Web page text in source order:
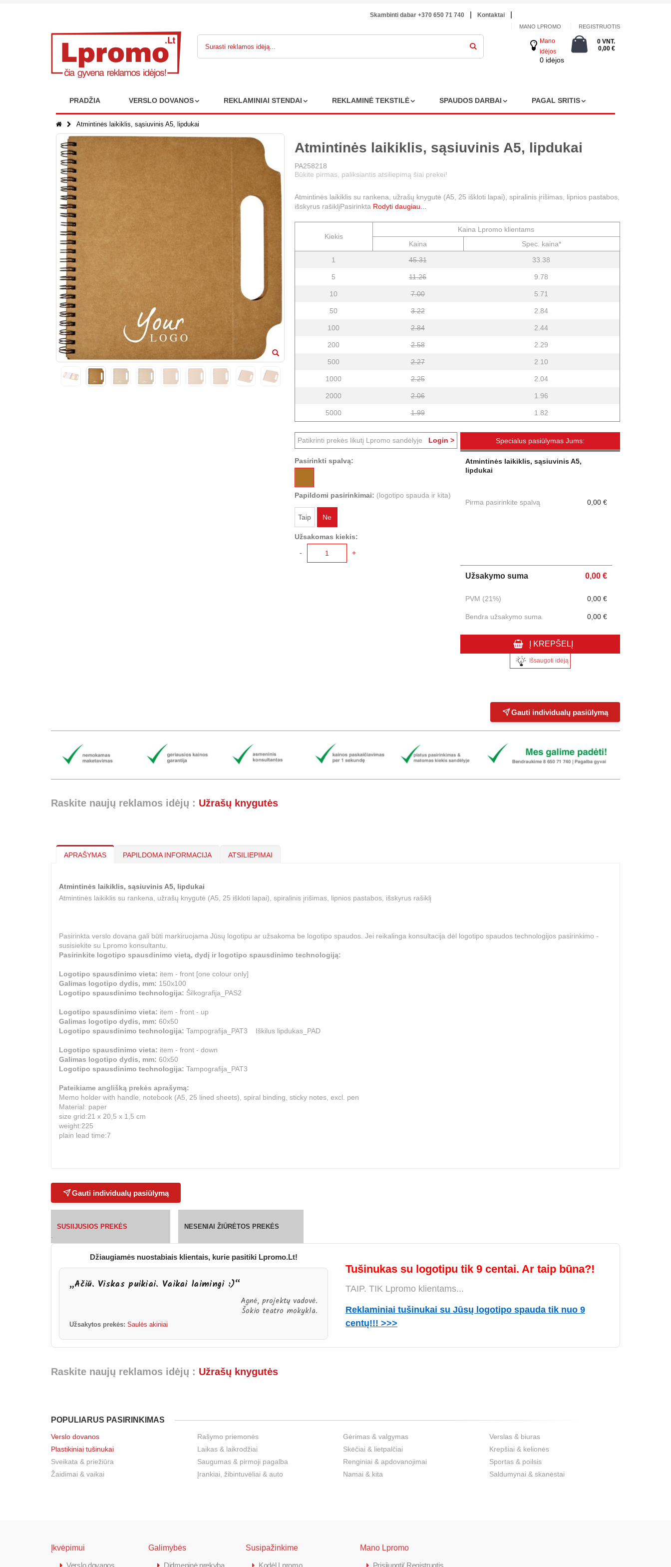
Skambinti dabar +370 650 71 740 Kontaktai
MANO LPROMO REGISTRUOTIS
Mano
idėjos
0 idėjos
0 VNT.
0,00 €
PRADŽIA VERSLO DOVANOS REKLAMINIAI STENDAI REKLAMINĖ TEKSTILĖ SPAUDOS DARBAI PAGAL SRITIS
Atmintinės laikiklis, sąsiuvinis A5, lipdukai
Atmintinės laikiklis, sąsiuvinis A5, lipdukai
PA258218
Būkite pirmas, paliksiantis atsiliepimą šiai prekei!
Atmintinės laikiklis su rankena, užrašų knygutė (A5, 25 iškloti lapai), spiralinis įrišimas, lipnios pastabos,
išskyrus rašiklįPasirinkta Rodyti daugiau...
Kiekis
Kaina Lpromo klientams
Kaina
Spec. kaina*
1
45.31 33.38
5 11.26 9.78
10 7.00 5.71
50 3.22 2.84
100 2.84 2.44
200 2.58 2.29
500 2.27 2.10
1000 2.25 2.04
2000 2.06 1.96
5000 1.99 1.82
Patikrinti prekės likutį Lpromo sandėlyje Login >
Pasirinkti spalvą:
Papildomi pasirinkimai: (logotipo spauda ir kita)
Taip Ne
Užsakomas kiekis:
-
+
Specialus pasiūlymas Jums:
Atmintinės laikiklis, sąsiuvinis A5,
lipdukai
Pirma pasirinkite spalvą 0,00 €
Užsakymo suma 0,00 €
PVM (21%) 0,00 €
Bendra užsakymo suma 0,00 €
Į KREPŠELĮ
Išsaugoti idėją
Gauti individualų pasiūlymą
Raskite naujų reklamos idėjų : Užrašų knygutės
APRAŠYMAS PAPILDOMA INFORMACIJA ATSILIEPIMAI
Atmintinės laikiklis, sąsiuvinis A5, lipdukai
Atmintinės laikiklis su rankena, užrašų knygutė (A5, 25 iškloti lapai), spiralinis įrišimas, lipnios pastabos, išskyrus rašiklį
Pasirinkta verslo dovana gali būti markiruojama Jūsų logotipu ar užsakoma be logotipo spaudos. Jei reikalinga konsultacija dėl logotipo spaudos technologijos pasirinkimo -
susisiekite su Lpromo konsultantu.
Pasirinkite logotipo spausdinimo vietą, dydį ir logotipo spausdinimo technologiją:
Logotipo spausdinimo vieta: item - front [one colour only]
Galimas logotipo dydis, mm: 150x100
Logotipo spausdinimo technologija: Šilkografija_PAS2
Logotipo spausdinimo vieta: item - front - up
Galimas logotipo dydis, mm: 60x50
Logotipo spausdinimo technologija: Tampografija_PAT3 Iškilus lipdukas_PAD
Logotipo spausdinimo vieta: item - front - down
Galimas logotipo dydis, mm: 60x50
Logotipo spausdinimo technologija: Tampografija_PAT3
Pateikiame anglišką prekės aprašymą:
Memo holder with handle, notebook (A5, 25 lined sheets), spiral binding, sticky notes, excl. pen
Material: paper
size grid:21 x 20,5 x 1,5 cm
weight:225
plain lead time:7
Gauti individualų pasiūlymą
SUSIIJUSIOS PREKĖS NESENIAI ŽIŪRĖTOS PREKĖS
`
Džiaugiamės nuostabiais klientais, kurie pasitiki Lpromo.Lt!
„Ačiū. Viskas puikiai. Vaikai laimingi :)“
Agnė, projektų vadovė.
Šokio teatro mokykla.
Užsakytos prekės: Saulės akiniai
Tušinukas su logotipu tik 9 centai. Ar taip būna?!
TAIP. TIK Lpromo klientams...
Reklaminiai tušinukai su Jūsų logotipo spauda tik nuo 9
centų!!! >>>
Raskite naujų reklamos idėjų : Užrašų knygutės
POPULIARUS PASIRINKIMAS
Verslo dovanos
Plastikiniai tušinukai
Sveikata & priežiūra
Žaidimai & vaikai
Rašymo priemonės
Laikas & laikrodžiai
Saugumas & pirmoji pagalba
Įrankiai, žibintuvėliai & auto
Gėrimas & valgymas
Skėčiai & lietpalčiai
Renginiai & apdovanojimai
Namai & kita
Verslas & biuras
Krepšiai & kelionės
Sportas & poilsis
Saldumynai & skanėstai
Įkvėpimui
Verslo dovanos
Galimybės
Didmeninė prekyba
Susipažinkime
Kodėl Lpromo
Mano Lpromo
Prisijungti/ Registruotis